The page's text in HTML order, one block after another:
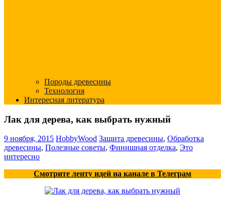
Породы древесины
Технология
Интересная литература
Лак для дерева, как выбрать нужный
9 ноября, 2015 HobbyWood Защита древесины, Обработка
древесины, Полезные советы, Финишная отделка, Это
интересно
Смотрите ленту идей на канале в Телеграм